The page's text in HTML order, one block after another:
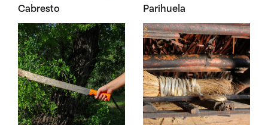
Cabresto Parihuela